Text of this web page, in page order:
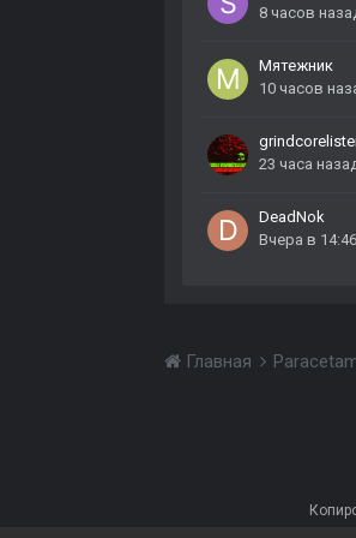
8 часов
Мятежник
10 часов
23 часа
DeadNok
Вчера в 14:46
Главная